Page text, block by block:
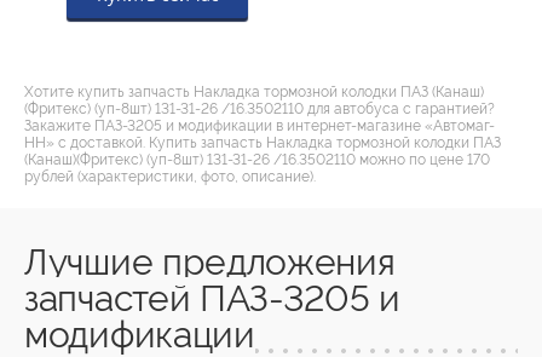
Хотите купить запчасть Накладка тормозной колодки ПАЗ (Канаш)
(Фритекс) (уп-8шт) 131-31-26 /16.3502110 для автобуса с гарантией?
Закажите ПАЗ-3205 и модификации в интернет-магазине «Автомаг-
НН» с доставкой. Купить запчасть Накладка тормозной колодки ПАЗ
(Канаш)(Фритекс) (уп-8шт) 131-31-26 /16.3502110 можно по цене 170
рублей (характеристики, фото, описание).
Лучшие предложения
запчастей ПАЗ-3205 и
модификации